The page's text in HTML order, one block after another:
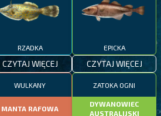
RZADKA
CZYTAJ WIĘCEJ
EPICKA
CZYTAJ WIĘCEJ
WULKANY
MANTA RAFOWA
ZATOKA OGNI
DYWANOWIEC
AUSTRALIJSKI